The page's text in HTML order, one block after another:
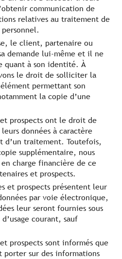
communication de
relatives au traitement de
personnel.
le client, partenaire ou
demande lui-même et il ne
quant à son identité. À
le droit de solliciter la
permettant son
la copie d’une
prospects ont le droit de
données à caractère
d’un traitement. Toutefois,
supplémentaire, nous
charge financière de ce
et prospects.
et prospects présentent leur
par voie électronique,
leur seront fournies sous
courant, sauf
prospects sont informés que
porter sur des informations